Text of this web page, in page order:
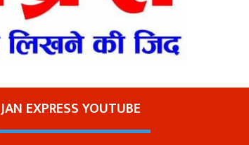
JAN EXPRESS YOUTUBE